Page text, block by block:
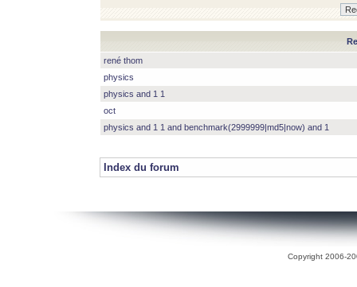
rené thom
physics
physics and 1 1
oct
physics and 1 1 and benchmark(2999999|md5|now) and 1
Index du forum
Copyright 2006-